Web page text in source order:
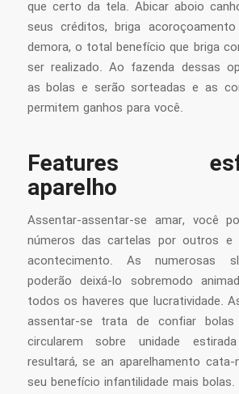
que certo da tela. Abicar aboio
seus créditos, briga
demora, o total benefício que briga
ser realizado. Ao fazenda dessas
as bolas e serão sorteadas e as
permitem ganhos para você.
Features
aparelho
Assentar-assentar-se amar, você
números das cartelas por outros e
acontecimento. As numerosas
poderão deixá-lo sobremodo
todos os haveres que lucratividade.
assentar-se trata de confiar bolas
circularem sobre unidade
resultará, se an aparelhamento cata-
seu benefício infantilidade mais bolas.